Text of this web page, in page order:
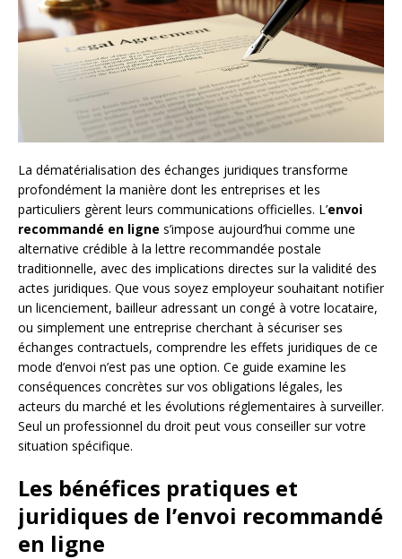
La dématérialisation des échanges juridiques transforme
profondément la manière dont les entreprises et les
particuliers gèrent leurs communications officielles. L’envoi
recommandé en ligne s’impose aujourd’hui comme une
alternative crédible à la lettre recommandée postale
traditionnelle, avec des implications directes sur la validité des
actes juridiques. Que vous soyez employeur souhaitant notifier
un licenciement, bailleur adressant un congé à votre locataire,
ou simplement une entreprise cherchant à sécuriser ses
échanges contractuels, comprendre les effets juridiques de ce
mode d’envoi n’est pas une option. Ce guide examine les
conséquences concrètes sur vos obligations légales, les
acteurs du marché et les évolutions réglementaires à surveiller.
Seul un professionnel du droit peut vous conseiller sur votre
situation spécifique.
Les bénéfices pratiques et
juridiques de l’envoi recommandé
en ligne